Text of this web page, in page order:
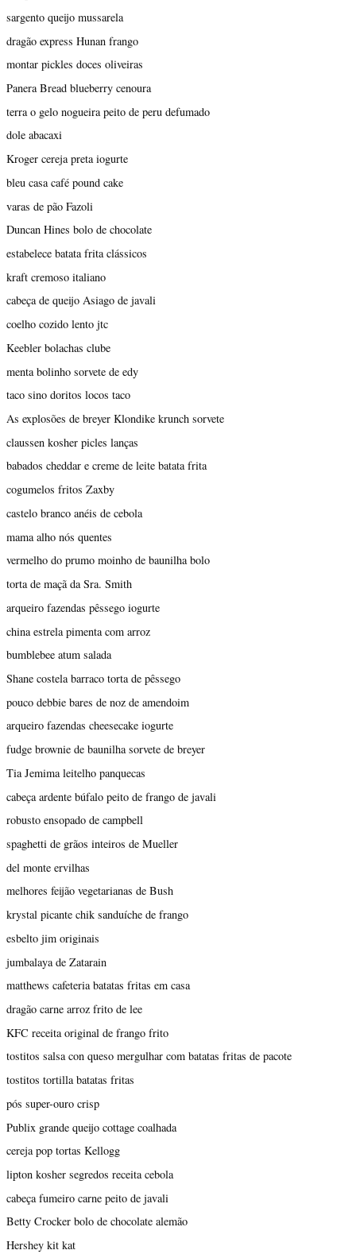
sargento queijo mussarela
dragão express Hunan frango
montar pickles doces oliveiras
Panera Bread blueberry cenoura
terra o gelo nogueira peito de peru defumado
dole abacaxi
Kroger cereja preta iogurte
bleu casa café pound cake
varas de pão Fazoli
Duncan Hines bolo de chocolate
estabelece batata frita clássicos
kraft cremoso italiano
cabeça de queijo Asiago de javali
coelho cozido lento jtc
Keebler bolachas clube
menta bolinho sorvete de edy
taco sino doritos locos taco
As explosões de breyer Klondike krunch sorvete
claussen kosher picles lanças
babados cheddar e creme de leite batata frita
cogumelos fritos Zaxby
castelo branco anéis de cebola
mama alho nós quentes
vermelho do prumo moinho de baunilha bolo
torta de maçã da Sra. Smith
arqueiro fazendas pêssego iogurte
china estrela pimenta com arroz
bumblebee atum salada
Shane costela barraco torta de pêssego
pouco debbie bares de noz de amendoim
arqueiro fazendas cheesecake iogurte
fudge brownie de baunilha sorvete de breyer
Tia Jemima leitelho panquecas
cabeça ardente búfalo peito de frango de javali
robusto ensopado de campbell
spaghetti de grãos inteiros de Mueller
del monte ervilhas
melhores feijão vegetarianas de Bush
krystal picante chik sanduíche de frango
esbelto jim originais
jumbalaya de Zatarain
matthews cafeteria batatas fritas em casa
dragão carne arroz frito de lee
KFC receita original de frango frito
tostitos salsa con queso mergulhar com batatas fritas de pacote
tostitos tortilla batatas fritas
pós super-ouro crisp
Publix grande queijo cottage coalhada
cereja pop tortas Kellogg
lipton kosher segredos receita cebola
cabeça fumeiro carne peito de javali
Betty Crocker bolo de chocolate alemão
Hershey kit kat